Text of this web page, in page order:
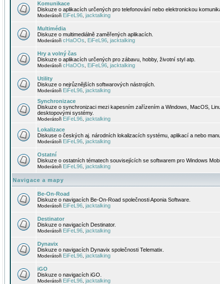
Komunikace
Diskuze o aplikacích určených pro telefonování nebo elektronickou
Moderátoři EiFeL96 jacktalking
Multimédia
Diskuze o multimediálně zaměřených aplikacích.
Moderátoři cHaOOs EiFeL96 jacktalking
Hry a volný čas
Diskuze o aplikacích určených pro zábavu, hobby, životní styl atp.
Moderátoři cHaOOs EiFeL96 jacktalking
Utility
Diskuze o nejrůznějších softwarových nástrojích.
Moderátoři EiFeL96 jacktalking
Synchronizace
Diskuze o synchronizaci mezi kapesním zařízením a Windows, MacOS,
desktopovými systémy.
Moderátoři EiFeL96 jacktalking
Lokalizace
Diskuse o českých aj. národních lokalizacích systému, aplikací a nebo
Moderátoři EiFeL96 jacktalking
Ostatní
Diskuze o ostatních tématech souvisejících se softwarem pro Windows
Moderátoři EiFeL96 jacktalking
Navigace a mapy
Be-On-Road
Diskuze o navigacích Be-On-Road společnosti Aponia Software.
Moderátoři EiFeL96 jacktalking
Destinator
Diskuze o navigacích Destinator.
Moderátoři EiFeL96 jacktalking
Dynavix
Diskuze o navigacích Dynavix společnosti Telematix.
Moderátoři EiFeL96 jacktalking
iGO
Diskuze o navigacích iGO.
Moderátoři EiFeL96 jacktalking